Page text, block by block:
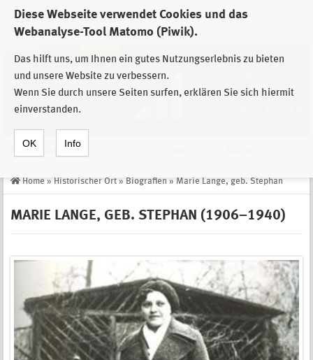
Diese Webseite verwendet Cookies und das
Webanalyse-Tool Matomo (Piwik).
Das hilft uns, um Ihnen ein gutes Nutzungserlebnis zu bieten
und unsere Website zu verbessern.
Wenn Sie durch unsere Seiten surfen, erklären Sie sich hiermit
einverstanden.
OK Info
Zur Auswahl der Einrichtungen der
Stiftung Sächsische Gedenkstätten
Home » Historischer Ort » Biografien » Marie Lange, geb. Stephan
MARIE LANGE, GEB. STEPHAN (1906–1940)